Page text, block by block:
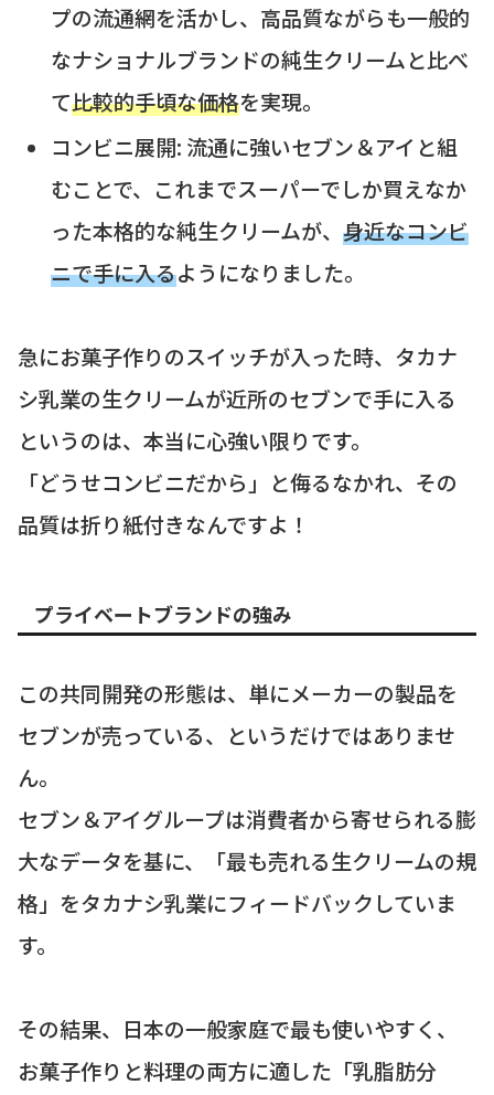
プの流通網を活かし、高品質ながらも一般的
なナショナルブランドの純生クリームと比べ
て比較的手頃な価格を実現。
コンビニ展開: 流通に強いセブン＆アイと組
むことで、これまでスーパーでしか買えなか
った本格的な純生クリームが、 身近なコンビ
ニで手に入るようになりました。
急にお菓子作りのスイッチが入った時、タカナ
シ乳業の生クリームが近所のセブンで手に入る
というのは、本当に心強い限りです。
「どうせコンビニだから」と侮るなかれ、その
品質は折り紙付きなんですよ！
プライベートブランドの強み
この共同開発の形態は、単にメーカーの製品を
セブンが売っている、というだけではありませ
ん。
セブン＆アイグループは消費者から寄せられる膨
大なデータを基に、「最も売れる生クリームの規
格」をタカナシ乳業にフィードバックしていま
す。
その結果、日本の一般家庭で最も使いやすく、
お菓子作りと料理の両方に適した「乳脂肪分